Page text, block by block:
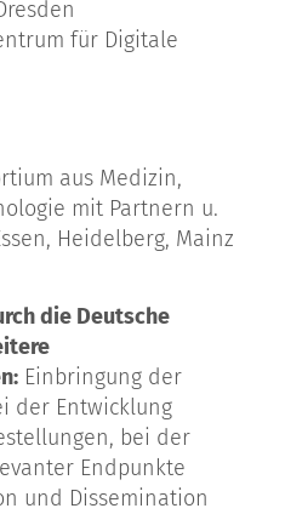
für Digitale
aus Medizin,
mit Partnern u.
Heidelberg, Mainz
die Deutsche
Einbringung der
der Entwicklung
bei der
Endpunkte
und Dissemination